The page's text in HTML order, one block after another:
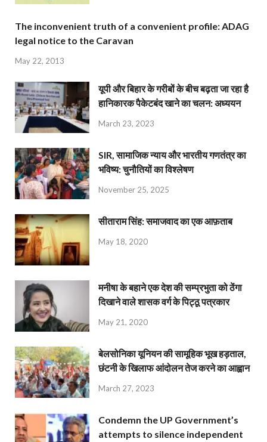
The inconvenient truth of a convenient profile: ADAG
legal notice to the Caravan
May 22, 2013
यूपी और बिहार के गरीबों के बीच बढ़ता जा रहा है
हानिकारक पैकेटबंद खाने का चलन: अध्ययन
March 23, 2023
SIR, सामाजिक न्याय और भारतीय गणतंत्र का
भविष्य: चुनौतियों का विश्लेषण
November 25, 2025
सीताराम सिंह: समाजवाद का एक आफ़ताब
May 18, 2020
मनीषा के बहाने एक देश की सम्प्रभुता को ठेंगा
दिखाने वाले शासक वर्ग के पिट्ठू पत्रकार
May 21, 2020
बेलसोनिका यूनियन की सामूहिक भूख हड़ताल,
छंटनी के खिलाफ आंदोलन तेज करने का आह्वान
March 27, 2023
Condemn the UP Government’s
attempts to silence independent